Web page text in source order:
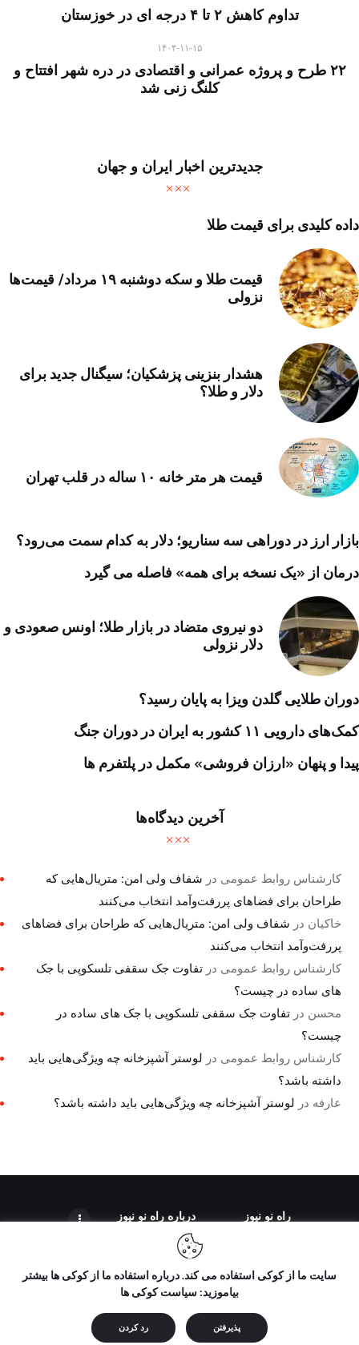
تداوم کاهش ۲ تا ۴ درجه ای در خوزستان
۱۴۰۴-۱۱-۱۵
۲۲ طرح و پروژه عمرانی و اقتصادی در دره شهر افتتاح و
کلنگ زنی شد
جدیدترین اخبار ایران و جهان
داده کلیدی برای قیمت طلا
قیمت طلا و سکه دوشنبه ۱۹ مرداد/ قیمت‌ها
نزولی
هشدار بنزینی پزشکیان؛ سیگنال جدید برای
دلار و طلا؟
قیمت هر متر خانه ۱۰ ساله در قلب تهران
بازار ارز در دوراهی سه سناریو؛ دلار به کدام سمت می‌رود؟
درمان از «یک نسخه برای همه» فاصله می گیرد
دو نیروی متضاد در بازار طلا؛ اونس صعودی و
دلار نزولی
دوران طلایی گلدن ویزا به پایان رسید؟
کمک‌های دارویی ۱۱ کشور به ایران در دوران جنگ
پیدا و پنهان «ارزان فروشی» مکمل در پلتفرم ها
آخرین دیدگاه‌ها
کارشناس روابط عمومی در شفاف ولی امن: متریال‌هایی که
طراحان برای فضاهای پررفت‌وآمد انتخاب می‌کنند
خاکیان در شفاف ولی امن: متریال‌هایی که طراحان برای فضاهای
پررفت‌وآمد انتخاب می‌کنند
کارشناس روابط عمومی درتفاوت جک سقفی تلسکوپی با جک
های ساده در چیست؟
محسن درتفاوت جک سقفی تلسکوپی با جک های ساده در
چیست؟
کارشناس روابط عمومی در لوستر آشپزخانه چه ویژگی‌هایی باید
داشته باشد؟
عارفه در لوستر آشپزخانه چه ویژگی‌هایی باید داشته باشد؟
راه نو نیوز درباره راه‌ نو نیوز
تمامی حقوق مطالب برای "راه نو نیوز" محفوظ است و هرگونه کپی
برداری بدون ذکر منبع ممنوع می باشد.
سایت ما از کوکی استفاده می کند. درباره استفاده ما از کوکی ها بیشتر
بیاموزید: سیاست کوکی ها
پذیرفتن رد کردن